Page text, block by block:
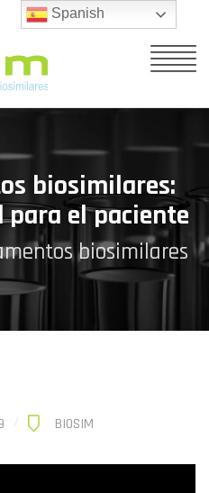
biosimilares:
el paciente
biosimilares
BIOSIM
Spanish